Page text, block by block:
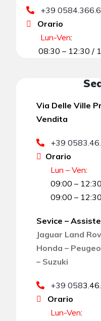
+39
Orario
Lun-Ven:
08:30 – 12:30 /
Via Delle Ville
Vendita
+39
Orario
Lun – Ven:
09:00 –
09:00 –
Sevice –
Jaguar Land
Honda –
– Suzuki
+39 058
Orario
Lun-Ven: